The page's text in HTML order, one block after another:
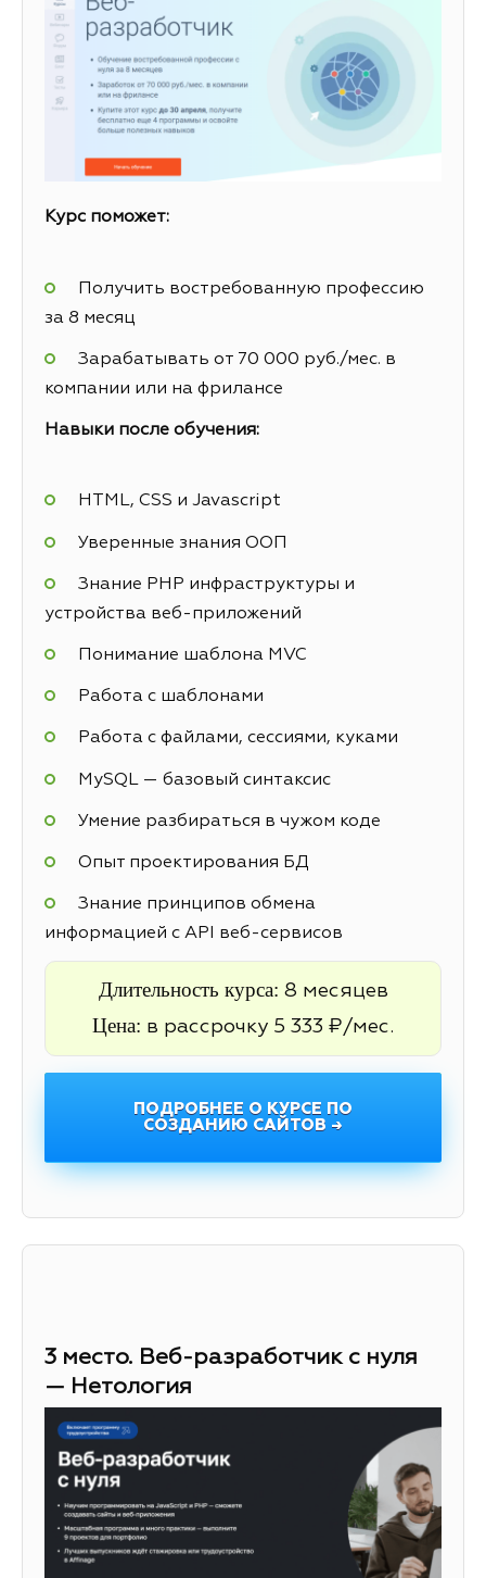
Курс поможет:
Получить востребованную профессию
за 8 месяц
Зарабатывать от 70 000 руб./мес. в
компании или на фрилансе
Навыки после обучения:
HTML, CSS и Javascript
Уверенные знания ООП
Знание PHP инфраструктуры и
устройства веб-приложений
Понимание шаблона MVC
Работа с шаблонами
Работа с файлами, сессиями, куками
MySQL — базовый синтаксис
Умение разбираться в чужом коде
Опыт проектирования БД
Знание принципов обмена
информацией с API веб-сервисов
Длительность курса: 8 месяцев
Цена: в рассрочку 5 333 ₽/мес.
ПОДРОБНЕЕ О КУРСЕ ПО
СОЗДАНИЮ САЙТОВ →
3 место. Веб-разработчик с нуля
— Нетология